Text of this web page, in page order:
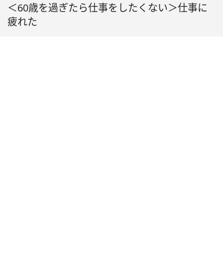
＜60歳を過ぎたら仕事をしたくない＞仕事に
疲れた